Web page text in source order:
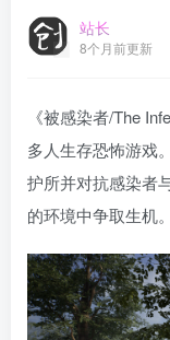
站长
8个月前更新
《被感染者/The
多人生存恐怖游戏
护所并对抗感染者
的环境中争取生机。